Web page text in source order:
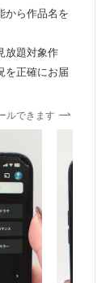
から作品名を
放題対象作
を正確にお届
ルできます